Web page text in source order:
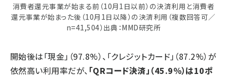
消費者還元事業が始まる前（10月1日以前）の決済利用と消費者
還元事業が始まった後（10月1日以降）の決済利用（複数回答可／
n=41,504）出典：MMD研究所
開始後は「現金」（97.8%）、「クレジットカード」（87.2%）が
依然高い利用率だが、 「QRコード決済」（45.9％）は10ポ